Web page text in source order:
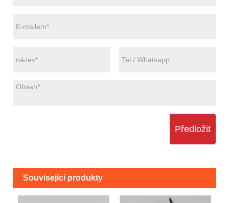
Předložit
Související produkty